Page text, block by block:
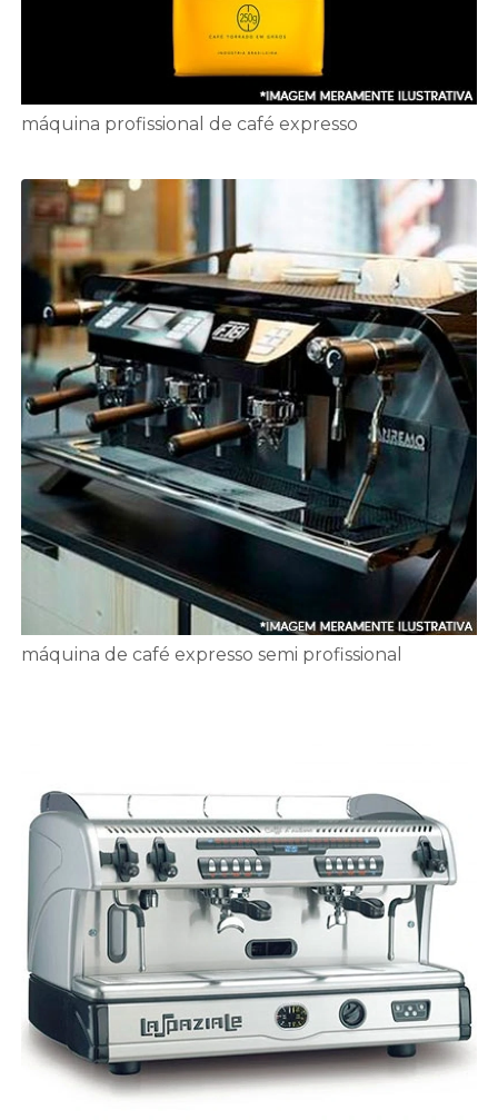
máquina profissional de café expresso
máquina de café expresso semi profissional